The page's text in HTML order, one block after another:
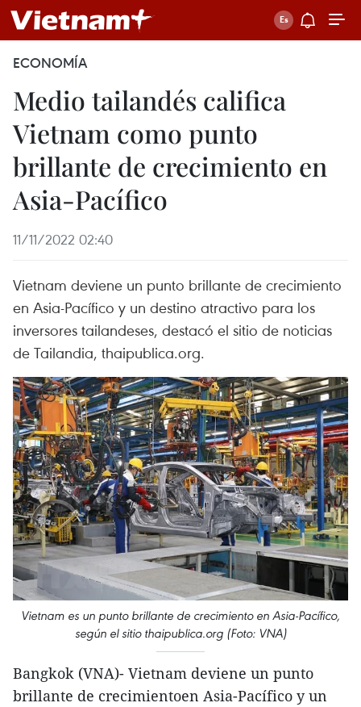
ECONOMÍA
Medio tailandés califica
Vietnam como punto
brillante de crecimiento en
Asia-Pacífico
11/11/2022 02:40
Vietnam deviene un punto brillante de crecimiento
en Asia-Pacífico y un destino atractivo para los
inversores tailandeses, destacó el sitio de noticias
de Tailandia, thaipublica.org.
Vietnam es un punto brillante de crecimiento en Asia-Pacífico,
según el sitio thaipublica.org (Foto: VNA)
Bangkok (VNA)- Vietnam deviene un punto
brillante de crecimientoen Asia-Pacífico y un